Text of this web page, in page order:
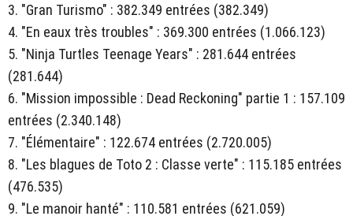
3. "Gran Turismo" : 382.349 entrées (382.349)
4. "En eaux très troubles" : 369.300 entrées (1.066.123)
5. "Ninja Turtles Teenage Years" : 281.644 entrées
(281.644)
6. "Mission impossible : Dead Reckoning" partie 1 : 157.109
entrées (2.340.148)
7. "Élémentaire" : 122.674 entrées (2.720.005)
8. "Les blagues de Toto 2 : Classe verte" : 115.185 entrées
(476.535)
9. "Le manoir hanté" : 110.581 entrées (621.059)